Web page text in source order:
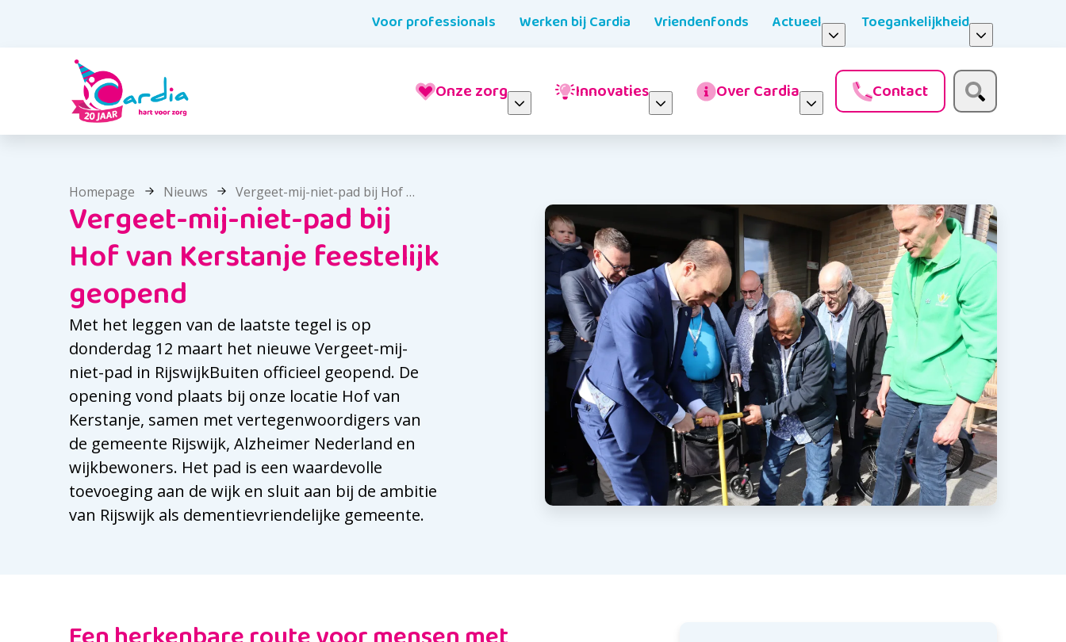
Voor professionals Werken bij Cardia Vriendenfonds Actueel Toegankelijkheid
Onze zorg Innovaties Over Cardia Contact
Homepage Nieuws Vergeet-mij-niet-pad bij Hof van Kerstanje feestelijk geopend
Vergeet-mij-niet-pad bij
Hof van Kerstanje feestelijk
geopend
Met het leggen van de laatste tegel is op
donderdag 12 maart het nieuwe Vergeet-mij-
niet-pad in RijswijkBuiten officieel geopend. De
opening vond plaats bij onze locatie Hof van
Kerstanje, samen met vertegenwoordigers van
de gemeente Rijswijk, Alzheimer Nederland en
wijkbewoners. Het pad is een waardevolle
toevoeging aan de wijk en sluit aan bij de ambitie
van Rijswijk als dementievriendelijke gemeente.